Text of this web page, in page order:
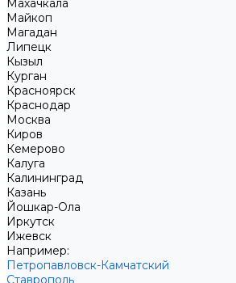
Махачкала
Майкоп
Магадан
Липецк
Кызыл
Курган
Красноярск
Краснодар
Москва
Киров
Кемерово
Калуга
Калининград
Казань
Йошкар-Ола
Иркутск
Ижевск
Например:
Петропавловск-Камчатский
Ставрополь